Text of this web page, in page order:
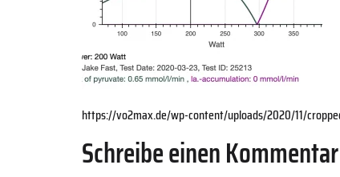
https://vo2max.de/wp-content/uploads/2020/11/
Schreibe einen Kommentar